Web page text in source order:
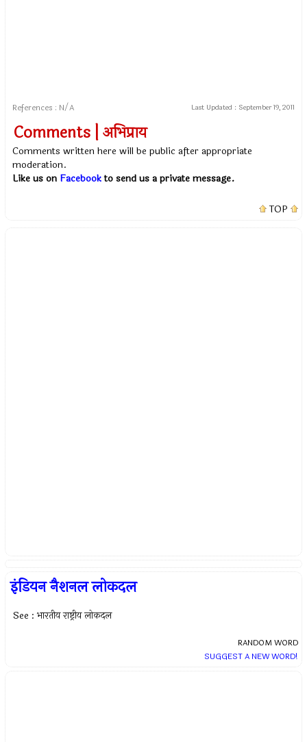
References : N/A Last Updated : September 19, 2011
Comments | अभिप्राय
Comments written here will be public after appropriate
moderation.
Like us on Facebookto send us a private message.
TOP
इंडियन नैशनल लोकदल
See : भारतीय राष्ट्रीय लोकदल
RANDOM WORD
SUGGEST A NEW WORD!